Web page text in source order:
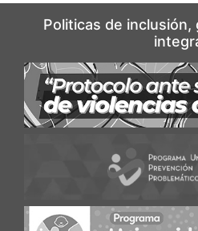
Politicas de inclusión,